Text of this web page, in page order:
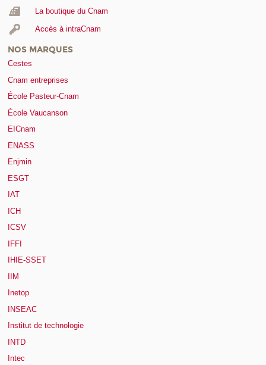
La boutique du Cnam
Accès à intraCnam
NOS MARQUES
Cestes
Cnam entreprises
École Pasteur-Cnam
École Vaucanson
EICnam
ENASS
Enjmin
ESGT
IAT
ICH
ICSV
IFFI
IHIE-SSET
IIM
Inetop
INSEAC
Institut de technologie
INTD
Intec